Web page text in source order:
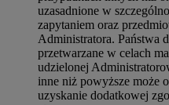
uzasadnione w
zapytaniem oraz
Administratora. Państwa
przetwarzane w celach
udzielonej
inne niż powyższe może
uzyskanie dodatkowej